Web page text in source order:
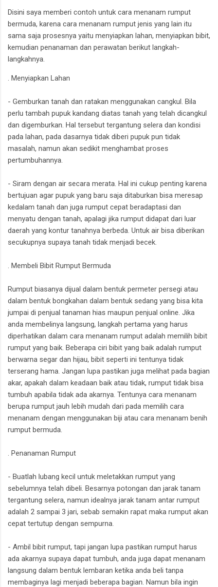
Disini saya memberi contoh untuk cara menanam rumput
bermuda, karena cara menanam rumput jenis yang lain itu
sama saja prosesnya yaitu menyiapkan lahan, menyiapkan bibit,
kemudian penanaman dan perawatan berikut langkah-
langkahnya.
. Menyiapkan Lahan
- Gemburkan tanah dan ratakan menggunakan cangkul. Bila
perlu tambah pupuk kandang diatas tanah yang telah dicangkul
dan digemburkan. Hal tersebut tergantung selera dan kondisi
pada lahan, pada dasarnya tidak diberi pupuk pun tidak
masalah, namun akan sedikit menghambat proses
pertumbuhannya.
- Siram dengan air secara merata. Hal ini cukup penting karena
bertujuan agar pupuk yang baru saja ditaburkan bisa meresap
kedalam tanah dan juga rumput cepat beradaptasi dan
menyatu dengan tanah, apalagi jika rumput didapat dari luar
daerah yang kontur tanahnya berbeda. Untuk air bisa diberikan
secukupnya supaya tanah tidak menjadi becek.
. Membeli Bibit Rumput Bermuda
Rumput biasanya dijual dalam bentuk permeter persegi atau
dalam bentuk bongkahan dalam bentuk sedang yang bisa kita
jumpai di penjual tanaman hias maupun penjual online. Jika
anda membelinya langsung, langkah pertama yang harus
diperhatikan dalam cara menanam rumput adalah memilih bibit
rumput yang baik. Beberapa ciri bibit yang baik adalah rumput
berwarna segar dan hijau, bibit seperti ini tentunya tidak
terserang hama. Jangan lupa pastikan juga melihat pada bagian
akar, apakah dalam keadaan baik atau tidak, rumput tidak bisa
tumbuh apabila tidak ada akarnya. Tentunya cara menanam
berupa rumput jauh lebih mudah dari pada memilih cara
menanam dengan menggunakan biji atau cara menanam benih
rumput bermuda.
. Penanaman Rumput
- Buatlah lubang kecil untuk meletakkan rumput yang
sebelumnya telah dibeli. Besarnya potongan dan jarak tanam
tergantung selera, namun idealnya jarak tanam antar rumput
adalah 2 sampai 3 jari, sebab semakin rapat maka rumput akan
cepat tertutup dengan sempurna.
- Ambil bibit rumput, tapi jangan lupa pastikan rumput harus
ada akarnya supaya dapat tumbuh, anda juga dapat menanam
langsung dalam bentuk lembaran ketika anda beli tanpa
membaginya lagi menjadi beberapa bagian. Namun bila ingin